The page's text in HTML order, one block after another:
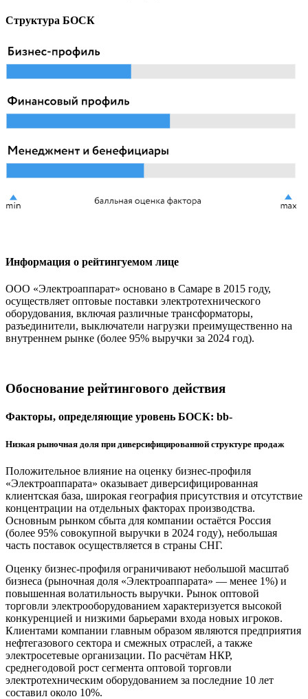
Структура БОСК
Информация о рейтингуемом лице
ООО «Электроаппарат» основано в Самаре в 2015 году,
осуществляет оптовые поставки электротехнического
оборудования, включая различные трансформаторы,
разъединители, выключатели нагрузки преимущественно на
внутреннем рынке (более 95% выручки за 2024 год).
Обоснование рейтингового действия
Факторы, определяющие уровень БОСК: bb-
Низкая рыночная доля при диверсифицированной структуре продаж
Положительное влияние на оценку бизнес-профиля
«Электроаппарата» оказывает диверсифицированная
клиентская база, широкая география присутствия и отсутствие
концентрации на отдельных факторах производства.
Основным рынком сбыта для компании остаётся Россия
(более 95% совокупной выручки в 2024 году), небольшая
часть поставок осуществляется в страны СНГ.
Оценку бизнес-профиля ограничивают небольшой масштаб
бизнеса (рыночная доля «Электроаппарата» — менее 1%) и
повышенная волатильность выручки. Рынок оптовой
торговли электрооборудованием характеризуется высокой
конкуренцией и низкими барьерами входа новых игроков.
Клиентами компании главным образом являются предприятия
нефтегазового сектора и смежных отраслей, а также
электросетевые организации. По расчётам НКР,
среднегодовой рост сегмента оптовой торговли
электротехническим оборудованием за последние 10 лет
составил около 10%.